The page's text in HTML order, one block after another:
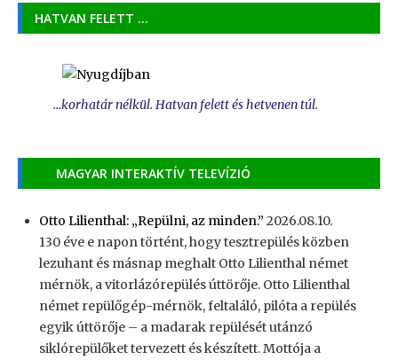
HATVAN FELETT …
...korhatár nélkül. Hatvan felett és hetvenen túl.
MAGYAR INTERAKTÍV TELEVÍZIÓ
Otto Lilienthal: „Repülni, az minden.” 2026.08.10.
130 éve e napon történt, hogy tesztrepülés közben
lezuhant és másnap meghalt Otto Lilienthal német
mérnök, a vitorlázórepülés úttörője. Otto Lilienthal
német repülőgép-mérnök, feltaláló, pilóta a repülés
egyik úttörője – a madarak repülését utánzó
siklórepülőket tervezett és készített. Mottója a